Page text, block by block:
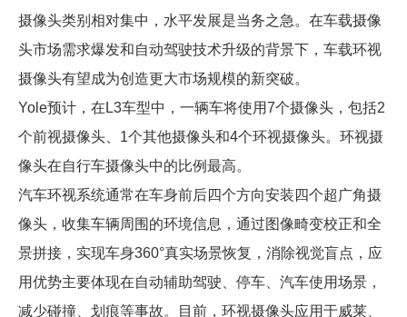
摄像头类别相对集中，水平发展是当务之急。在车载摄像
头市场需求爆发和自动驾驶技术升级的背景下，车载环视
摄像头有望成为创造更大市场规模的新突破。
Yole预计，在L3车型中，一辆车将使用7个摄像头，包括2
个前视摄像头、1个其他摄像头和4个环视摄像头。环视摄
像头在自行车摄像头中的比例最高。
汽车环视系统通常在车身前后四个方向安装四个超广角摄
像头，收集车辆周围的环境信息，通过图像畸变校正和全
景拼接，实现车身360°真实场景恢复，消除视觉盲点，应
用优势主要体现在自动辅助驾驶、停车、汽车使用场景，
减少碰撞、划痕等事故。目前，环视摄像头应用于威莱、